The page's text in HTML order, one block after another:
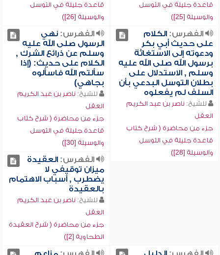
قاعدة جليلة في التوسل
والوسيلة [25])
قاعدة جليلة في التوسل
والوسيلة [26])
الفهرس:الكلام
على حديث أبي بكر
ودعوته إلى الاستغاثة
برسول الله صلى الله عليه
وسلم , الاستدلال على
بطلان التوسل البدعي بأن
السلف لم يفعلوه
للشيخ: ناصر بن عبد الكريم
العقل
جزء من محاضرة ( شرح كتاب
قاعدة جليلة في التوسل
والوسيلة [28])
الفهرس:نهي
الرسول صلى الله عليه
وسلم عن ذرائع الشرك ,
الكلام على حديث: (إذا
سألتم الله فاسألوه
بجاهي)
للشيخ: ناصر بن عبد الكريم
العقل
جزء من محاضرة ( شرح كتاب
قاعدة جليلة في التوسل
والوسيلة [30])
الفهرس:العقيدة
ميزان توقيفي لا
يضطرب , أسباب الاهتمام
بالعقيدة
للشيخ: ناصر بن عبد الكريم
العقل
جزء من محاضرة ( شرح العقيدة
الطحاوية [2])